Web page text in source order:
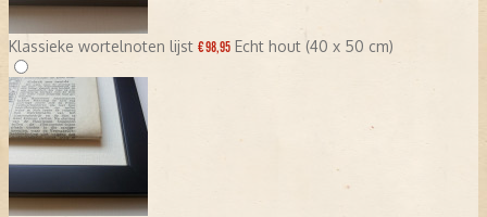
Klassieke wortelnoten lijst € 98,95 Echt hout (40 x 50 cm)